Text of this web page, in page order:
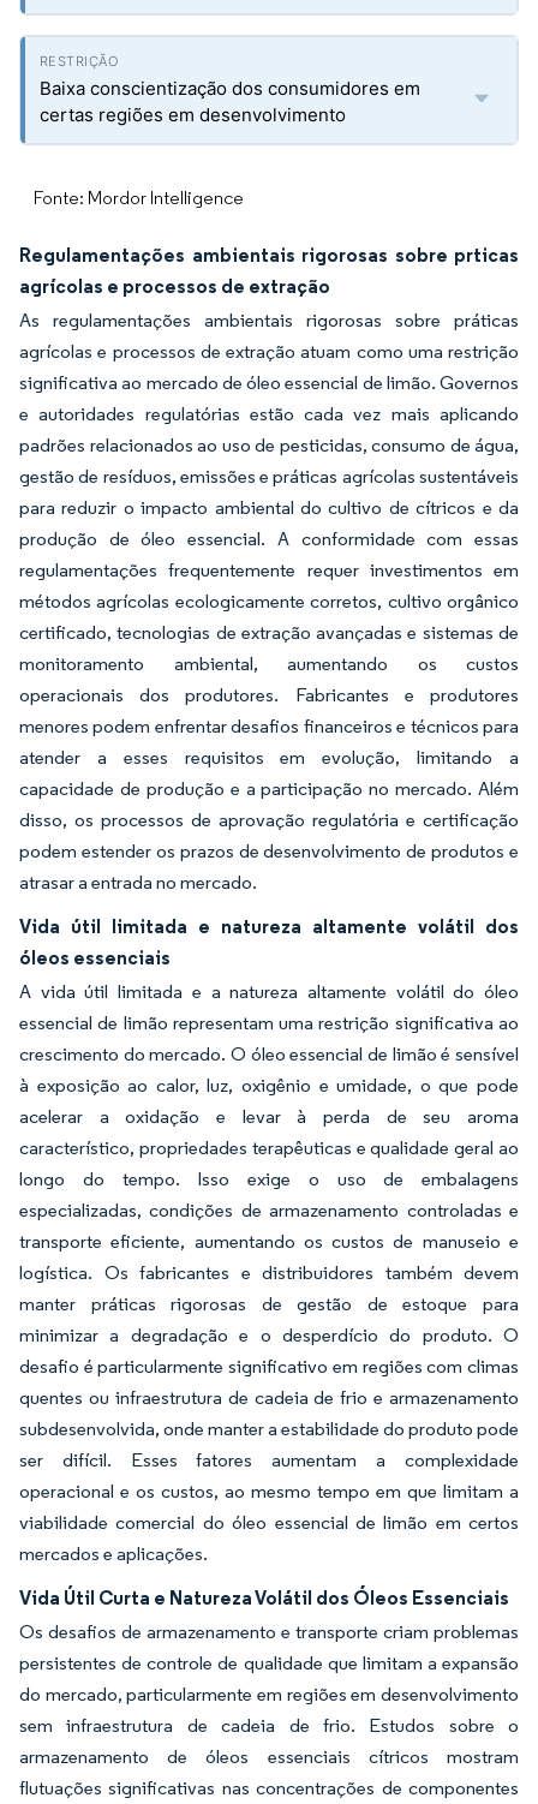
Baixa conscientização dos consumidores em
certas regiões em desenvolvimento
Fonte: Mordor Intelligence
Regulamentações ambientais rigorosas sobre prticas
agrícolas e processos de extração
As regulamentações ambientais rigorosas sobre práticas
agrícolas e processos de extração atuam como uma restrição
significativa ao mercado de óleo essencial de limão. Governos
e autoridades regulatórias estão cada vez mais aplicando
padrões relacionados ao uso de pesticidas, consumo de água,
gestão de resíduos, emissões e práticas agrícolas sustentáveis
para reduzir o impacto ambiental do cultivo de cítricos e da
produção de óleo essencial. A conformidade com essas
regulamentações frequentemente requer investimentos em
métodos agrícolas ecologicamente corretos, cultivo orgânico
certificado, tecnologias de extração avançadas e sistemas de
monitoramento ambiental, aumentando os custos
operacionais dos produtores. Fabricantes e produtores
menores podem enfrentar desafios financeiros e técnicos para
atender a esses requisitos em evolução, limitando a
capacidade de produção e a participação no mercado. Além
disso, os processos de aprovação regulatória e certificação
podem estender os prazos de desenvolvimento de produtos e
atrasar a entrada no mercado.
Vida útil limitada e natureza altamente volátil dos
óleos essenciais
A vida útil limitada e a natureza altamente volátil do óleo
essencial de limão representam uma restrição significativa ao
crescimento do mercado. O óleo essencial de limão é sensível
à exposição ao calor, luz, oxigênio e umidade, o que pode
acelerar a oxidação e levar à perda de seu aroma
característico, propriedades terapêuticas e qualidade geral ao
longo do tempo. Isso exige o uso de embalagens
especializadas, condições de armazenamento controladas e
transporte eficiente, aumentando os custos de manuseio e
logística. Os fabricantes e distribuidores também devem
manter práticas rigorosas de gestão de estoque para
minimizar a degradação e o desperdício do produto. O
desafio é particularmente significativo em regiões com climas
quentes ou infraestrutura de cadeia de frio e armazenamento
subdesenvolvida, onde manter a estabilidade do produto pode
ser difícil. Esses fatores aumentam a complexidade
operacional e os custos, ao mesmo tempo em que limitam a
viabilidade comercial do óleo essencial de limão em certos
mercados e aplicações.
Vida Útil Curta e Natureza Volátil dos Óleos Essenciais
Os desafios de armazenamento e transporte criam problemas
persistentes de controle de qualidade que limitam a expansão
do mercado, particularmente em regiões em desenvolvimento
sem infraestrutura de cadeia de frio. Estudos sobre o
armazenamento de óleos essenciais cítricos mostram
flutuações significativas nas concentrações de componentes